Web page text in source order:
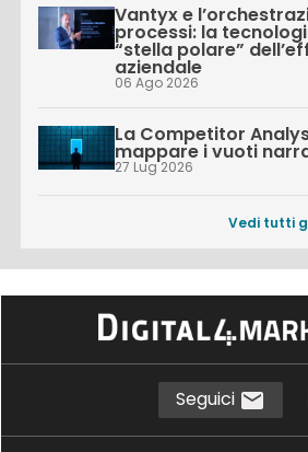
Vantyx e
processi: la
“stella polare”
aziendale
06 Ago 2026
La Competitor
mappare i vuoti
27 Lug 2026
Vedi tutti
Seguici